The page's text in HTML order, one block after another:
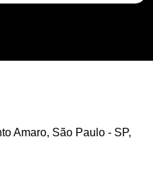
Amaro, São Paulo - SP,